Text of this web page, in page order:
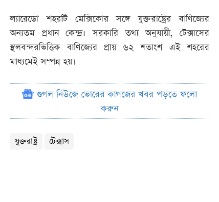
ল্যারেডো শহরটি মেক্সিকোর সঙ্গে যুক্তরাষ্ট্রের বাণিজ্যের
অন্যতম প্রধান কেন্দ্র। সরকারি তথ্য অনুযায়ী, টেক্সাসের
স্থলবন্দরভিত্তিক বাণিজ্যের প্রায় ৬২ শতাংশ এই শহরের
মাধ্যমেই সম্পন্ন হয়।
গুগল নিউজে ভোরের কাগজের খবর পড়তে ফলো
করুন
যুক্তরাষ্ট্র টেক্সাস